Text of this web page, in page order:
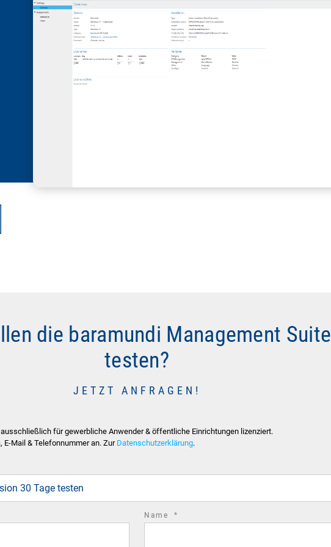
die baramundi Management Suite
testen?
JETZT ANFRAGEN!
für gewerbliche Anwender & öffentliche Einrichtungen lizenziert.
E-Mail & Telefonnummer an. ZurDatenschutzerklärung.
30 Tage testen
Name *